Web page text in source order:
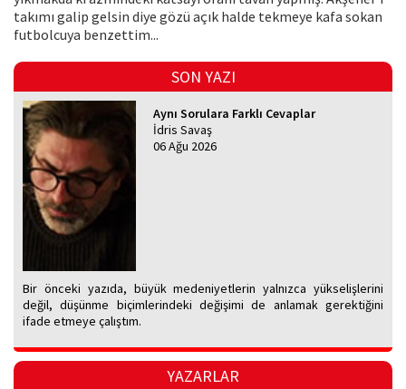
takımı galip gelsin diye gözü açık halde tekmeye kafa sokan
futbolcuya benzettim...
SON YAZI
Aynı Sorulara Farklı Cevaplar
İdris Savaş
06 Ağu 2026
Bir önceki yazıda, büyük medeniyetlerin yalnızca yükselişlerini
değil, düşünme biçimlerindeki değişimi de anlamak gerektiğini
ifade etmeye çalıştım.
YAZARLAR